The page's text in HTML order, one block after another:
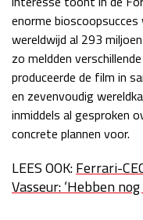
Race
Kwalificatie
Race
GP QATAR 2026
GP ABU DHABI
Kwalificatie
Race
enorme bioscoopsucces
wereldwijd al 293
zo meldden
produceerde de film in
en zevenvoudig
inmiddels al gesproken
concrete plannen voor.
LEES OOK:Ferrari-
Vasseur: ‘Hebben nog